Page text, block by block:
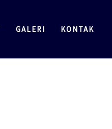
GALERI KONTAK